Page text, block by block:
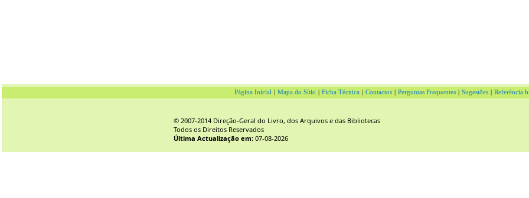
Página Inicial Mapa do Sítio Ficha Técnica Contactos Perguntas Frequentes Sugestões Referência
© 2007-2014 Direção-Geral do Livro, dos Arquivos e das Bibliotecas
Todos os Direitos Reservados
Última Actualização em: 07-08-2026